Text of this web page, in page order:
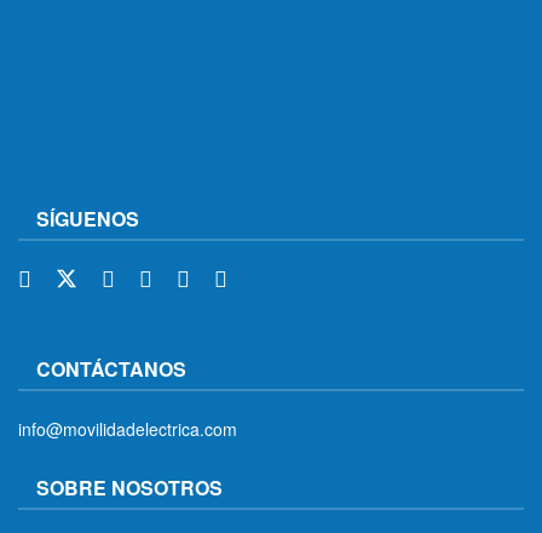
SÍGUENOS
CONTÁCTANOS
info@movilidadelectrica.com
SOBRE NOSOTROS